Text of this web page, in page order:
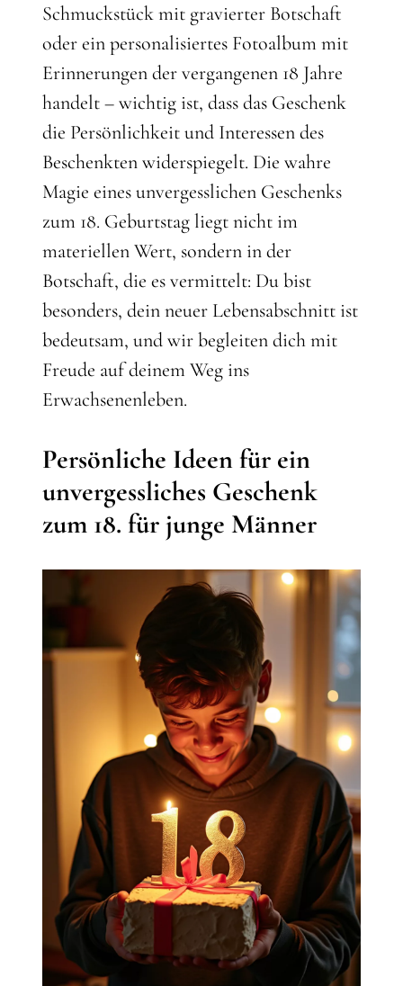
Schmuckstück mit gravierter Botschaft
oder ein personalisiertes Fotoalbum mit
Erinnerungen der vergangenen 18 Jahre
handelt – wichtig ist, dass das Geschenk
die Persönlichkeit und Interessen des
Beschenkten widerspiegelt. Die wahre
Magie eines unvergesslichen Geschenks
zum 18. Geburtstag liegt nicht im
materiellen Wert, sondern in der
Botschaft, die es vermittelt: Du bist
besonders, dein neuer Lebensabschnitt ist
bedeutsam, und wir begleiten dich mit
Freude auf deinem Weg ins
Erwachsenenleben.
Persönliche Ideen für ein
unvergessliches Geschenk
zum 18. für junge Männer